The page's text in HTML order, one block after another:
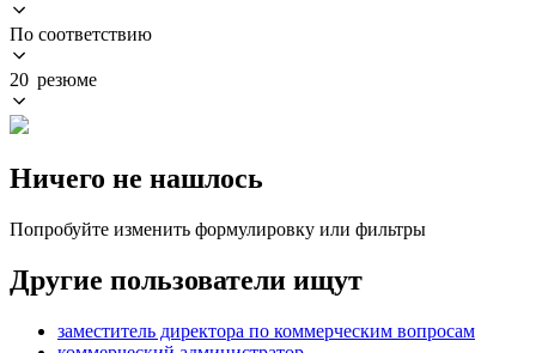
По соответствию
20 резюме
Ничего не нашлось
Попробуйте изменить формулировку или фильтры
Другие пользователи ищут
заместитель директора по коммерческим вопросам